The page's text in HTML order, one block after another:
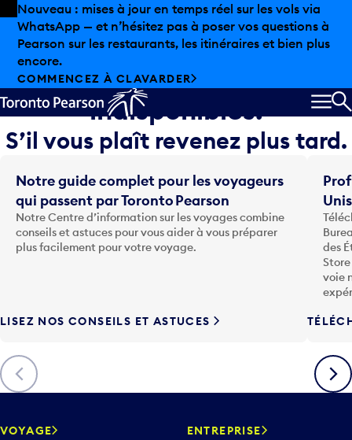
Skip to offers
Passer au contenu principal
Nouveau : mises à jour en temps réel sur les vols via
WhatsApp — et n’hésitez pas à poser vos questions à
Pearson sur les restaurants, les itinéraires et bien plus
encore.
COMMENCEZ À CLAVARDER
Désolé, les informations sur
le vol sont temporairement
indisponibles.
S’il vous plaît revenez plus tard.
Précédent
Notre guide complet pour les voyageurs
qui passent par Toronto Pearson
Notre Centre d’information sur les voyages combine
conseils et astuces pour vous aider à vous préparer
plus facilement pour votre voyage.
LISEZ NOS CONSEILS ET ASTUCES
des
voie
VOYAGE ENTREPRISE